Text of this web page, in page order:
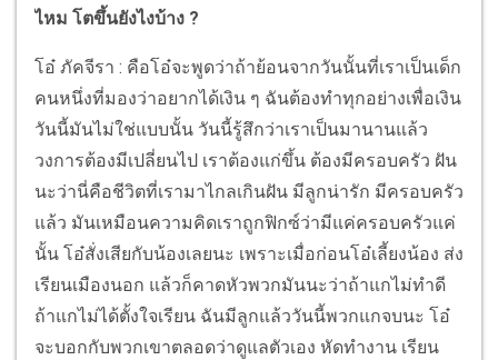
ไหม โตขึ้นยังไงบ้าง ?
โอ๋ ภัคจีรา : คือโอ๋จะพูดว่าถ้าย้อนจากวันนั้นที่เราเป็นเด็ก
คนหนึ่งที่มองว่าอยากได้เงิน ๆ ฉันต้องทำทุกอย่างเพื่อเงิน
วันนี้มันไม่ใช่แบบนั้น วันนี้รู้สึกว่าเราเป็นมานานแล้ว
วงการต้องมีเปลี่ยนไป เราต้องแก่ขึ้น ต้องมีครอบครัว ฝัน
นะว่านี่คือชีวิตที่เรามาไกลเกินฝัน มีลูกน่ารัก มีครอบครัว
แล้ว มันเหมือนความคิดเราถูกฟิกซ์ว่ามีแค่ครอบครัวแค่
นั้น โอ๋สั่งเสียกับน้องเลยนะ เพราะเมื่อก่อนโอ๋เลี้ยงน้อง ส่ง
เรียนเมืองนอก แล้วก็คาดหัวพวกมันนะว่าถ้าแกไม่ทำดี
ถ้าแกไม่ได้ตั้งใจเรียน ฉันมีลูกแล้ววันนี้พวกแกจบนะ โอ๋
จะบอกกับพวกเขาตลอดว่าดูแลตัวเอง หัดทำงาน เรียน